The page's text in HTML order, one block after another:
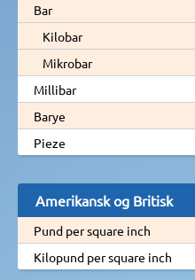
Bar
Kilobar
Mikrobar
Millibar
Barye
Pieze
Amerikansk og Britisk
Pund per square inch
Kilopund per square inch